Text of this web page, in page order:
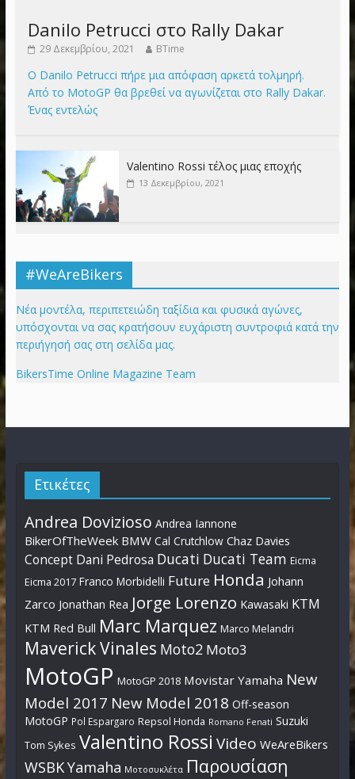
Danilo Petrucci στο Rally Dakar
29 Δεκεμβρίου, 2021 BTime
Ο Danilo Petrucci πήρε μια απόφαση αρκετά τολμηρή.
Από το MotoGP θα βρεθεί να αγωνίζεται στο Rally Dakar.
Ένας εντελώς
Valentino Rossi τέλος μιας εποχής
13 Δεκεμβρίου, 2021
#WeAreBikers
Νέα μοντέλα, περιπετειώδη ταξίδια και φυσικά αγώνες,
υπόσχονται να σας κρατήσουν ευχάριστη συντροφιά κατά την
περιήγησή σας στη σελίδα μας.
BikersTime Online Magazine Team
Ετικέτες
Andrea Dovizioso Andrea Iannone
BikerOfTheWeek BMW Cal Crutchlow Chaz Davies
Concept Dani Pedrosa Ducati Ducati Team Eicma
Eicma 2017 Franco Morbidelli Future Honda Johann
Zarco Jonathan Rea Jorge Lorenzo Kawasaki KTM
KTM Red Bull Marc Marquez Marco Melandri
Maverick Vinales Moto2 Moto3
MotoGP MotoGP 2018 Movistar Yamaha New
Model 2017 New Model 2018 Off-season
MotoGP Pol Espargaro Repsol Honda Romano Fenati Suzuki
Tom Sykes Valentino Rossi Video WeAreBikers
WSBKYamaha Μοτοσυκλέτα Παρουσίαση